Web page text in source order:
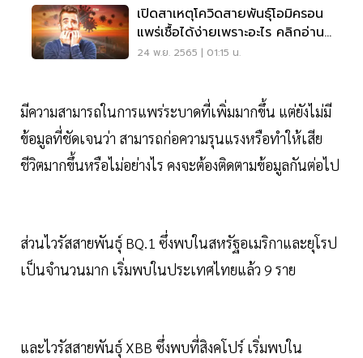
เปิดสาเหตุโควิดสายพันธุ์โอมิครอน
แพร่เชื้อได้ง่ายเพราะอะไร คลิกอ่าน
เลย
24 พ.ย. 2565 | 01:15 น.
มีความสามารถในการแพร่ระบาดที่เพิ่มมากขึ้น แต่ยังไม่มี
ข้อมูลที่ชัดเจนว่า สามารถก่อความรุนแรงหรือทำให้เสีย
ชีวิตมากขึ้นหรือไม่อย่างไร คงจะต้องติดตามข้อมูลกันต่อไป
ส่วนไวรัสสายพันธุ์ BQ.1 ซึ่งพบในสหรัฐอเมริกาและยุโรป
เป็นจำนวนมาก เริ่มพบในประเทศไทยแล้ว 9 ราย
และไวรัสสายพันธุ์ XBB ซึ่งพบที่สิงคโปร์ เริ่มพบใน